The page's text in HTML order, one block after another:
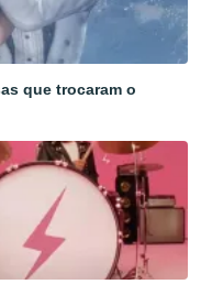
que trocaram o